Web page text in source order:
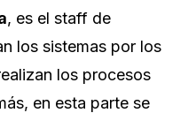
, es el staff de
los sistemas por los
los procesos
en esta parte se